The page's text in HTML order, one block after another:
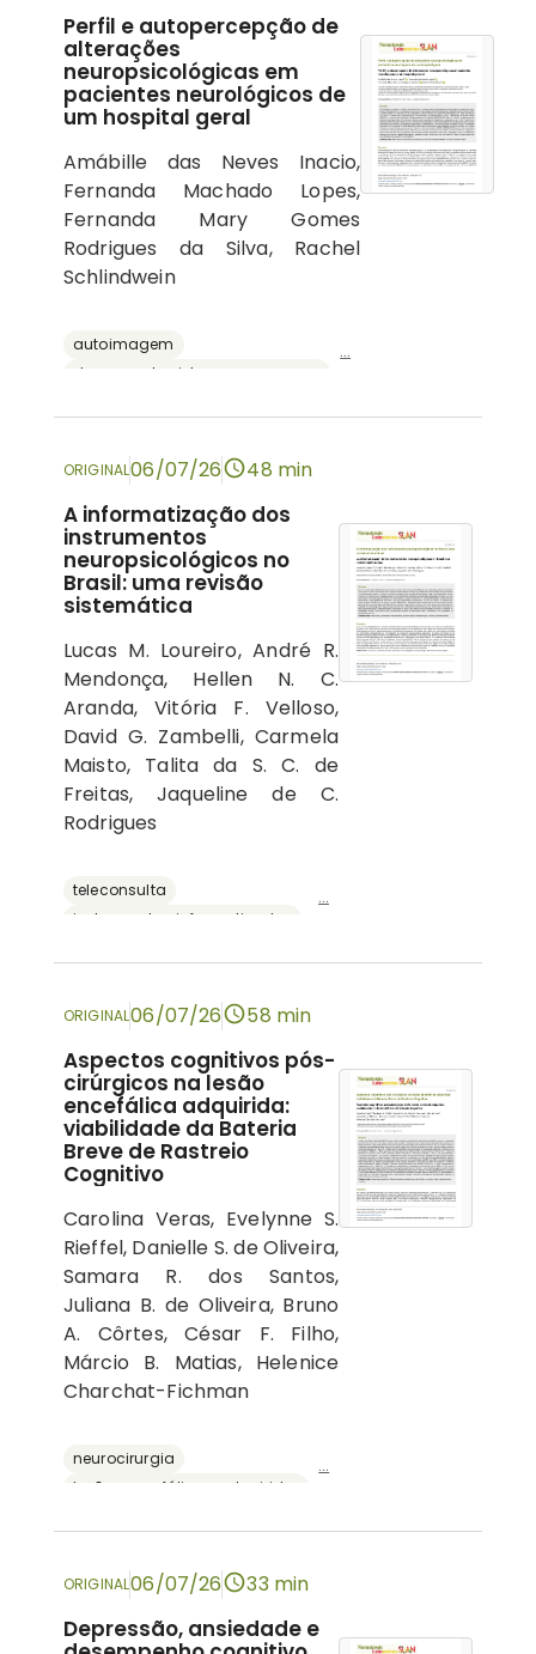
Perfil e autopercepção de
alterações
neuropsicológicas em
pacientes neurológicos de
um hospital geral
Amábille das Neves Inacio,
Fernanda Machado Lopes,
Fernanda Mary Gomes
Rodrigues da Silva, Rachel
Schlindwein
autoimagem
...
ORIGINAL06/07/26 48 min
A informatização dos
instrumentos
neuropsicológicos no
Brasil: uma revisão
sistemática
Lucas M. Loureiro, André R.
Mendonça, Hellen N. C.
Aranda, Vitória F. Velloso,
David G. Zambelli, Carmela
Maisto, Talita da S. C. de
Freitas, Jaqueline de C.
Rodrigues
teleconsulta
instrumentos informatizados
avaliação neuropsicológica
...
ORIGINAL06/07/26 58 min
Aspectos cognitivos pós-
cirúrgicos na lesão
encefálica adquirida:
viabilidade da Bateria
Breve de Rastreio
Cognitivo
Carolina Veras, Evelynne S.
Rieffel, Danielle S. de Oliveira,
Samara R. dos Santos,
Juliana B. de Oliveira, Bruno
A. Côrtes, César F. Filho,
Márcio B. Matias, Helenice
Charchat-Fichman
neurocirurgia
bateria breve de rastreio cognitivo
...
ORIGINAL06/07/26 33 min
Depressão, ansiedade e